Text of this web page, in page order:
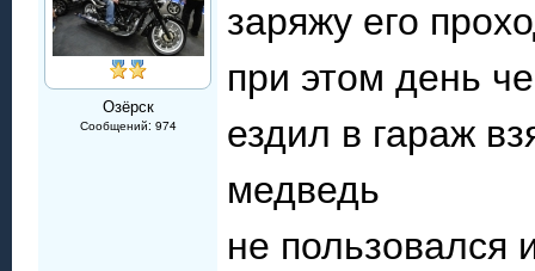
Озёрск
Сообщений: 974
заряжу его
при этом день
ездил в гараж
медведь
не пользовался